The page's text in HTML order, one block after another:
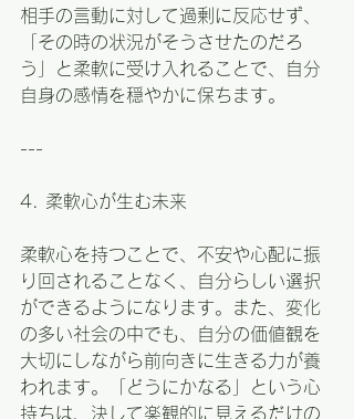
相手の言動に対して過剰に反応せず、
「その時の状況がそうさせたのだろ
う」と柔軟に受け入れることで、自分
自身の感情を穏やかに保ちます。
---
4. 柔軟心が生む未来
柔軟心を持つことで、不安や心配に振
り回されることなく、自分らしい選択
ができるようになります。また、変化
の多い社会の中でも、自分の価値観を
大切にしながら前向きに生きる力が養
われます。「どうにかなる」という心
持ちは、決して楽観的に見えるだけの